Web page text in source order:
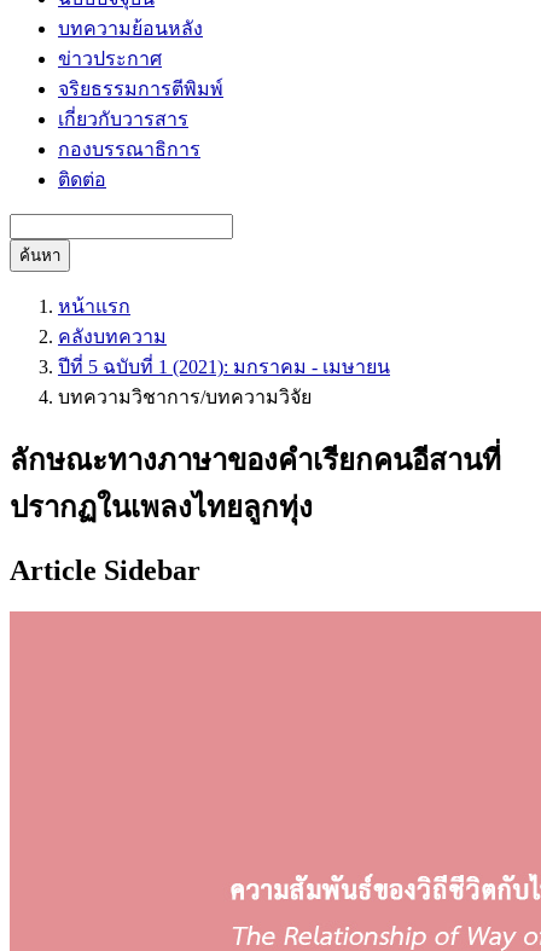
บทความย้อนหลัง
ข่าวประกาศ
จริยธรรมการตีพิมพ์
เกี่ยวกับวารสาร
กองบรรณาธิการ
ติดต่อ
ค้นหา
หน้าแรก
คลังบทความ
ปีที่ 5 ฉบับที่ 1 (2021): มกราคม - เมษายน
บทความวิชาการ/บทความวิจัย
ลักษณะทางภาษาของคำเรียกคนอีสานที่
ปรากฏในเพลงไทยลูกทุ่ง
Article Sidebar